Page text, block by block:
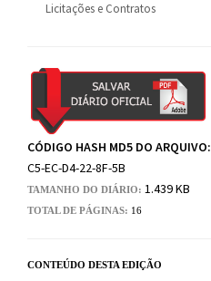
Licitações e Contratos
CÓDIGO HASH MD5 DO ARQUIVO:
C5-EC-D4-22-8F-5B
TAMANHO DO DIÁRIO: 1.439 KB
TOTAL DE PÁGINAS: 16
CONTEÚDO DESTA EDIÇÃO